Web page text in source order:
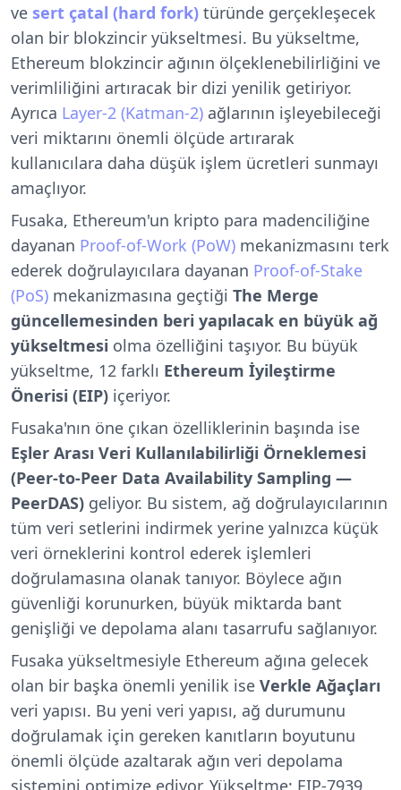
ve sert çatal (hard fork) türünde gerçekleşecek
olan bir blokzincir yükseltmesi. Bu yükseltme,
Ethereum blokzincir ağının ölçeklenebilirliğini ve
verimliliğini artıracak bir dizi yenilik getiriyor.
Ayrıca Layer-2 (Katman-2) ağlarının işleyebileceği
veri miktarını önemli ölçüde artırarak
kullanıcılara daha düşük işlem ücretleri sunmayı
amaçlıyor.
Fusaka, Ethereum'un kripto para madenciliğine
dayanan Proof-of-Work (PoW) mekanizmasını terk
ederek doğrulayıcılara dayanan Proof-of-Stake
(PoS) mekanizmasına geçtiği The Merge
güncellemesinden beri yapılacak en büyük ağ
yükseltmesi olma özelliğini taşıyor. Bu büyük
yükseltme, 12 farklı Ethereum İyileştirme
Önerisi (EIP) içeriyor.
Fusaka'nın öne çıkan özelliklerinin başında ise
Eşler Arası Veri Kullanılabilirliği Örneklemesi
(Peer-to-Peer Data Availability Sampling —
PeerDAS) geliyor. Bu sistem, ağ doğrulayıcılarının
tüm veri setlerini indirmek yerine yalnızca küçük
veri örneklerini kontrol ederek işlemleri
doğrulamasına olanak tanıyor. Böylece ağın
güvenliği korunurken, büyük miktarda bant
genişliği ve depolama alanı tasarrufu sağlanıyor.
Fusaka yükseltmesiyle Ethereum ağına gelecek
olan bir başka önemli yenilik ise Verkle Ağaçları
veri yapısı. Bu yeni veri yapısı, ağ durumunu
doğrulamak için gereken kanıtların boyutunu
önemli ölçüde azaltarak ağın veri depolama
sistemini optimize ediyor. Yükseltme; EIP-7939,